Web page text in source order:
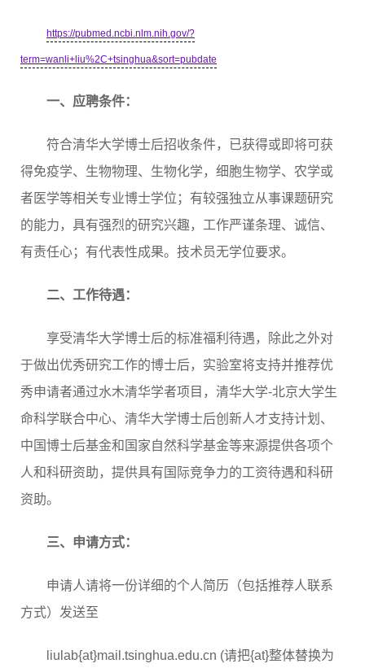
https://pubmed.ncbi.nlm.nih.gov/?
term=wanli+liu%2C+tsinghua&sort=pubdate
一、应聘条件：
符合清华大学博士后招收条件，已获得或即将可获
得免疫学、生物物理、生物化学，细胞生物学、农学或
者医学等相关专业博士学位；有较强独立从事课题研究
的能力，具有强烈的研究兴趣，工作严谨条理、诚信、
有责任心； 有代表性成果。 技术员无学位要求。
二、工作待遇：
享受清华大学博士后的标准福利待遇，除此之外对
于做出优秀研究工作的博士后，实验室将支持并推荐优
秀申请者通过水木清华学者项目，清华大学-北京大学生
命科学联合中心、清华大学博士后创新人才支持计划、
中国博士后基金和国家自然科学基金等来源提供各项个
人和科研资助，提供具有国际竞争力的工资待遇和科研
资助。
三、申请方式：
申请人请将一份详细的个人简历（包括推荐人联系
方式）发送至
liulab{at}mail.tsinghua.edu.cn (请把{at}整体替换为